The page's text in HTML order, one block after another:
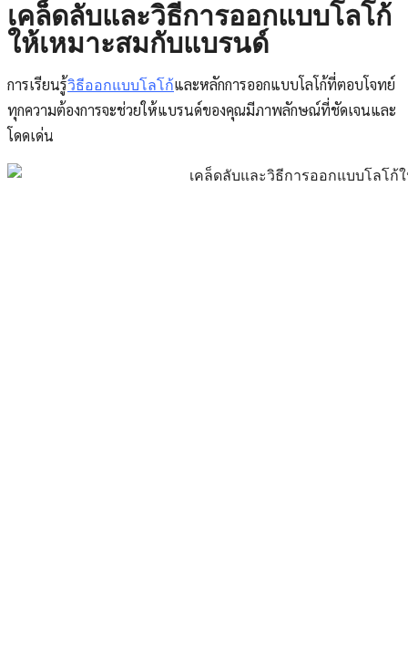
เคล็ดลับและวิธีการออกแบบโลโก้
ให้เหมาะสมกับแบรนด์
การเรียนรู้วิธีออกแบบโลโก้และหลักการออกแบบโลโก้ที่ตอบโจทย์
ทุกความต้องการจะช่วยให้แบรนด์ของคุณมีภาพลักษณ์ที่ชัดเจนและ
โดดเด่น